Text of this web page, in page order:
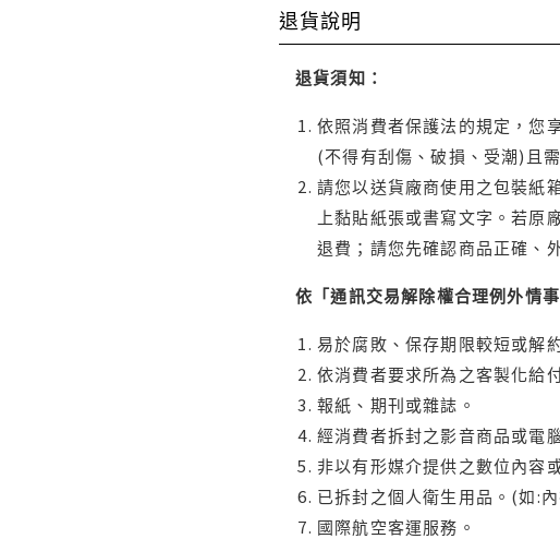
退貨說明
退貨須知：
依照消費者保護法的規定，您
(不得有刮傷、破損、受潮)且
請您以送貨廠商使用之包裝紙
上黏貼紙張或書寫文字。若
退費；請您先確認商品正確、
依「通訊交易解除權合理例外情
易於腐敗、保存期限較短或解
依消費者要求所為之客製化給
報紙、期刊或雜誌。
經消費者拆封之影音商品或電
非以有形媒介提供之數位內容
已拆封之個人衛生用品。(如:
國際航空客運服務。